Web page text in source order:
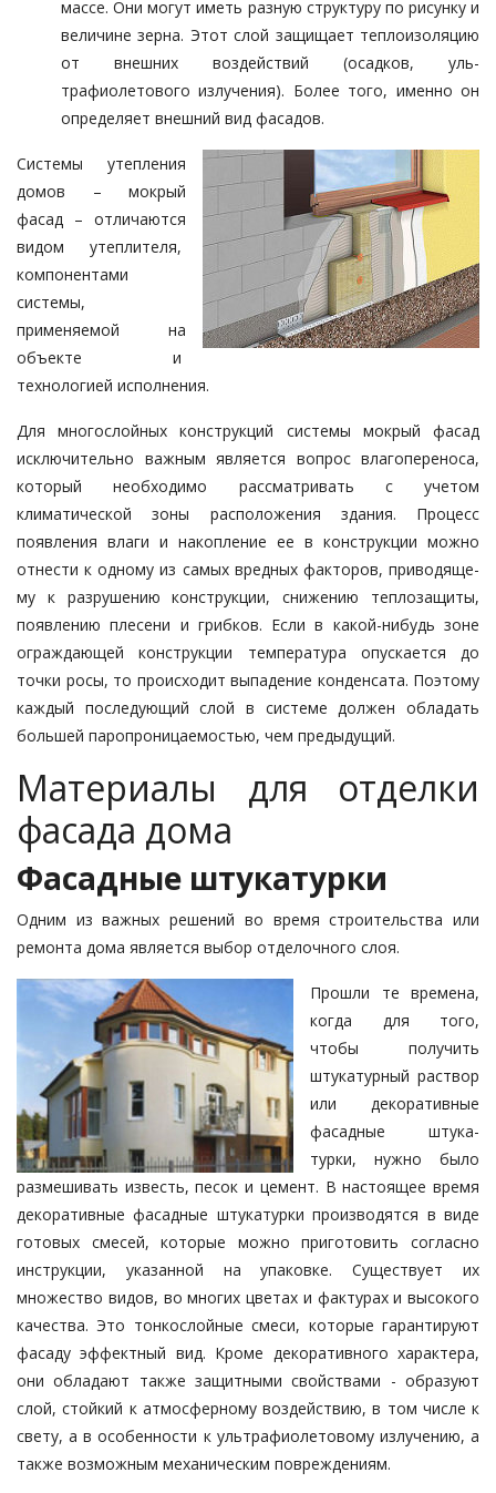
массе. Они могут иметь разную структуру по рисунку и
величине зерна. Этот слой защищает теплоизоляцию
от внешних воздействий (осадков, уль­
трафиолетового излучения). Более того, именно он
определяет внешний вид фасадов.
Системы утепления
домов – мокрый
фасад – отличаются
видом утеплите­ля,
компонентами
системы,
применяемой на
объекте и
технологией исполне­ния.
Для многослойных конструкций системы мокрый фасад
исключи­тель­но важным является вопрос вла­гопереноса,
который необходимо рас­сматривать с учетом
климатической зоны расположения здания. Процесс
появления влаги и накопление ее в конструкции можно
отнести к одно­му из самых вредных факторов, приво­дя­ще­
му к разрушению конструкции, снижению теплозащиты,
появлению плесени и грибков. Если в какой-ни­будь зоне
ограждающей конструкции температура опускается до
точки ро­сы, то происходит выпадение конденса­та. Поэтому
каждый последующий слой в системе должен обладать
боль­шей паропроницаемостью, чем пре­дыдущий.
Материалы для отделки
фасада дома
Фасадные штукатурки
Одним из важных решений во вре­мя строительства или
ремонта дома является выбор отделочного слоя.
Прошли те времена,
когда для то­го,
чтобы получить
штукатурный рас­т­вор
или декоративные
фасадные шту­ка­
турки, нужно было
раз­меши­вать известь, песок и цемент. В на­стоящее время
декоративные фа­сад­ные штукатурки производятся в ви­де
готовых смесей, которые мож­но приготовить согласно
инструкции, ука­занной на упаковке. Существует их
множество видов, во многих цветах и фактурах и высокого
качества. Это тонкослойные смеси, которые гаран­­­тируют
фасаду эффектный вид. Кро­ме декоративного характера,
они об­­ладают также защитными свойства­­ми - образуют
слой, стойкий к атмосферному воздействию, в том чис­­ле к
свету, а в особенности к уль­трафиолетовому излучению, а
так­же возможным механическим по­вреж­дениям.